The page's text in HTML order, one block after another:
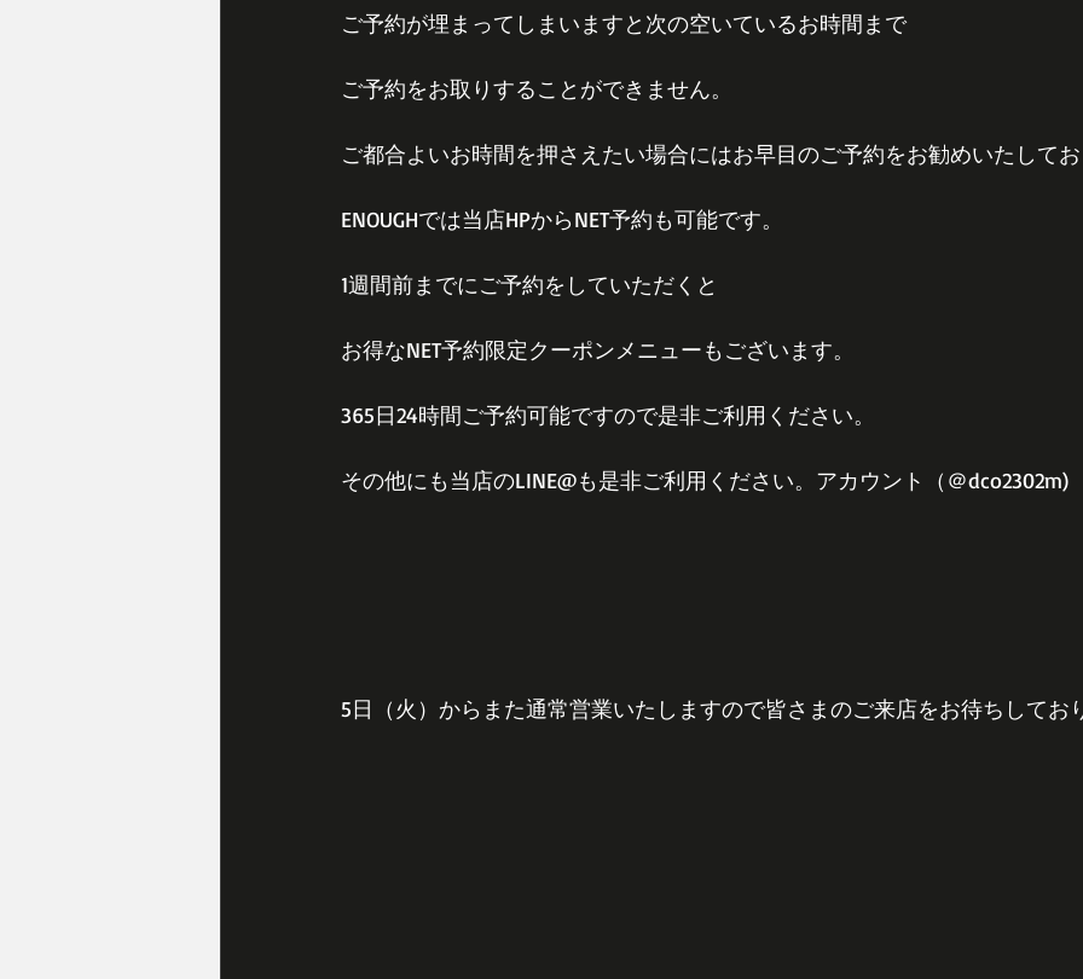
ご予約が埋まってしまいますと次の空いているお時間まで
ご予約をお取りすることができません。
ご都合よいお時間を押さえたい場合にはお早目のご予約をお勧めいたして
ENOUGHでは当店HPからNET予約も可能です。
1週間前までにご予約をしていただくと
お得なNET予約限定クーポンメニューもございます。
365日24時間ご予約可能ですので是非ご利用ください。
その他にも当店のLINE@も是非ご利用ください。アカウント（＠dco2302m)
5日（火）からまた通常営業いたしますので皆さまのご来店をお待ちしてお